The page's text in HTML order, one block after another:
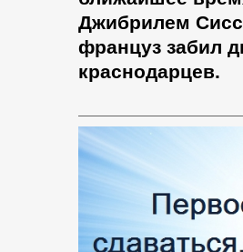
Джибрилем
француз забил
краснодарцев.